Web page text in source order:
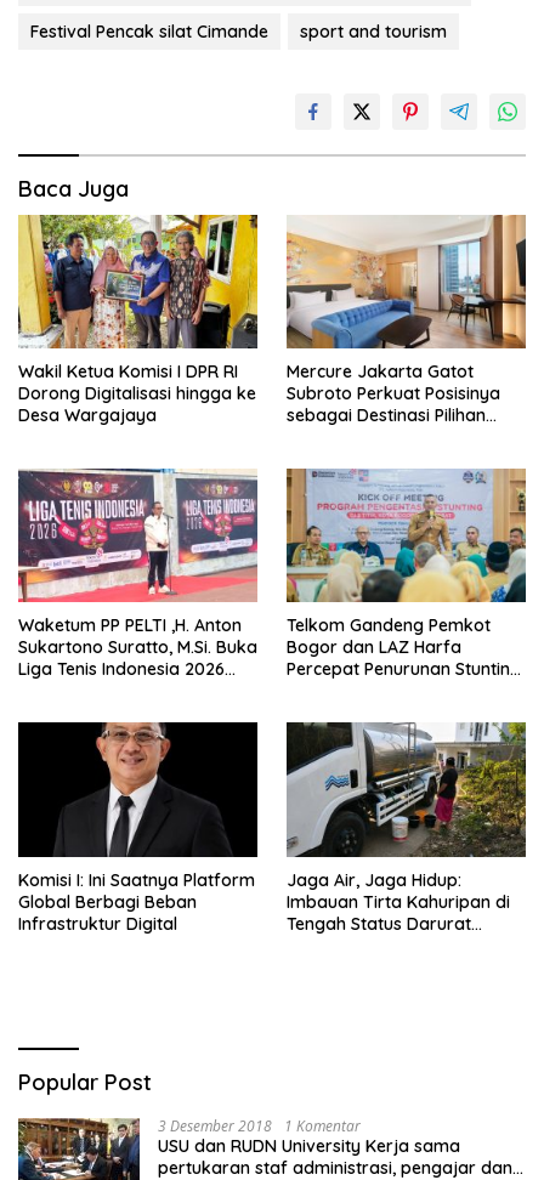
Festival Pencak silat Cimande sport and tourism
Baca Juga
Wakil Ketua Komisi I DPR RI
Dorong Digitalisasi hingga ke
Desa Wargajaya
Mercure Jakarta Gatot
Subroto Perkuat Posisinya
sebagai Destinasi Pilihan
Jakarta Selatan
Waketum PP PELTI ,H. Anton
Sukartono Suratto, M.Si. Buka
Liga Tenis Indonesia 2026
Telkom Gandeng Pemkot
Bogor dan LAZ Harfa
Percepat Penurunan Stunting
Komisi I: Ini Saatnya Platform
Global Berbagi Beban
Infrastruktur Digital
Jaga Air, Jaga Hidup:
Imbauan Tirta Kahuripan di
Tengah Status Darurat
Popular Post
3 Desember 2018 1 Komentar
USU dan RUDN University Kerja sama
pertukaran staf administrasi, pengajar dan